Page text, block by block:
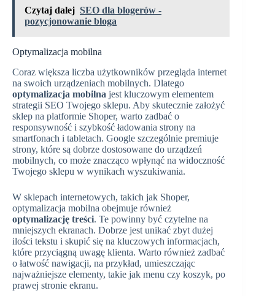
Czytaj dalej SEO dla blogerów -
pozycjonowanie bloga
Optymalizacja mobilna
Coraz większa liczba użytkowników przegląda internet
na swoich urządzeniach mobilnych. Dlatego
optymalizacja mobilna jest kluczowym elementem
strategii SEO Twojego sklepu. Aby skutecznie założyć
sklep na platformie Shoper, warto zadbać o
responsywność i szybkość ładowania strony na
smartfonach i tabletach. Google szczególnie premiuje
strony, które są dobrze dostosowane do urządzeń
mobilnych, co może znacząco wpłynąć na widoczność
Twojego sklepu w wynikach wyszukiwania.
W sklepach internetowych, takich jak Shoper,
optymalizacja mobilna obejmuje również
optymalizację treści. Te powinny być czytelne na
mniejszych ekranach. Dobrze jest unikać zbyt dużej
ilości tekstu i skupić się na kluczowych informacjach,
które przyciągną uwagę klienta. Warto również zadbać
o łatwość nawigacji, na przykład, umieszczając
najważniejsze elementy, takie jak menu czy koszyk, po
prawej stronie ekranu.